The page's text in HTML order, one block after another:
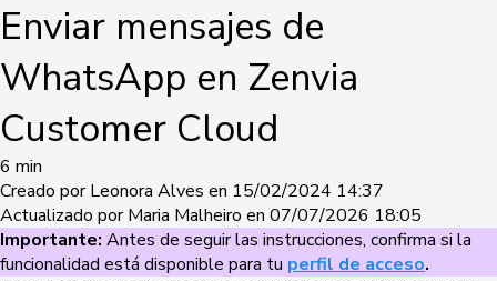
Enviar mensajes de
WhatsApp en Zenvia
Customer Cloud
6 min
Creado por Leonora Alves en 15/02/2024 14:37
Actualizado por Maria Malheiro en 07/07/2026 18:05
Importante: Antes de seguir las instrucciones, confirma si la
funcionalidad está disponible para tu perfil de acceso.